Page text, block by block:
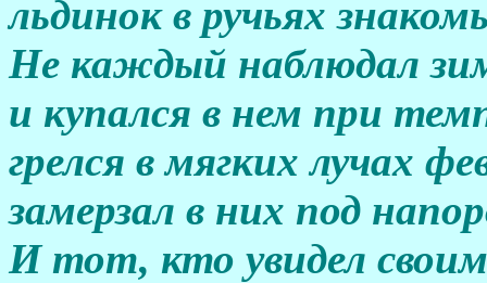
льдинок в ручьях
Не каждый наблюдал
и купался в нем при
грелся в мягких лучах
замерзал в них под
И тот, кто увидел